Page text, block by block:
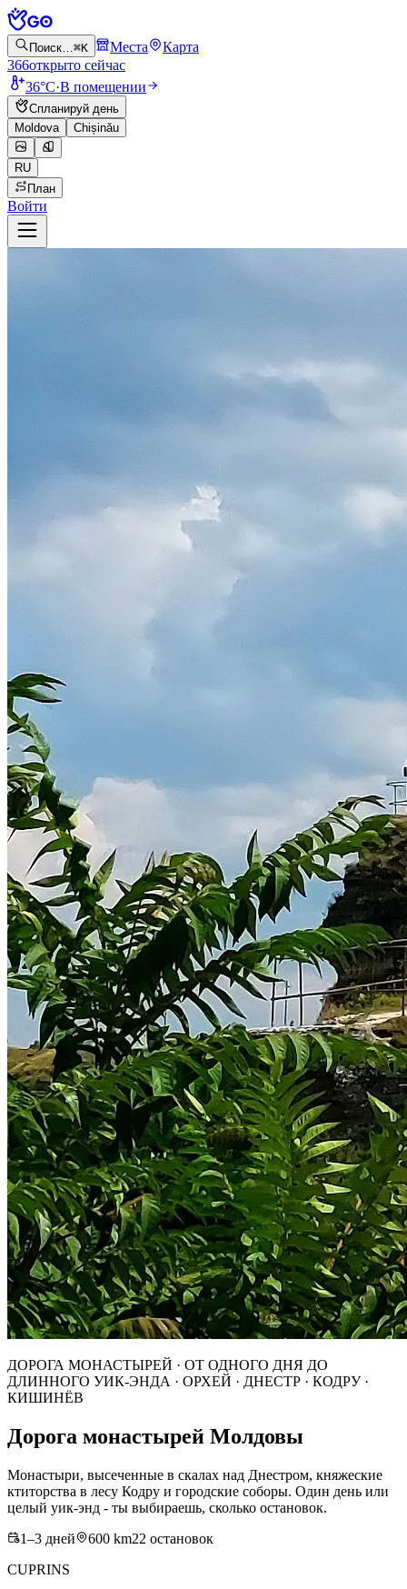
Поиск…⌘K Места
Карта
366открыто сейчас
36°C·В помещении
Спланируй день
Moldova
Chișinău
RU
План
Войти
ДОРОГА МОНАСТЫРЕЙ · ОТ ОДНОГО ДНЯ ДО
ДЛИННОГО УИК-ЭНДА · ОРХЕЙ · ДНЕСТР · КОДРУ ·
КИШИНЁВ
Дорога монастырей Молдовы
Монастыри, высеченные в скалах над Днестром, княжеские
ктиторства в лесу Кодру и городские соборы. Один день или
целый уик-энд - ты выбираешь, сколько остановок.
1–3 дней 600 km22 остановок
CUPRINS